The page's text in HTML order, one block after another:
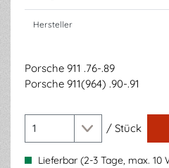
Hersteller
Porsche 911 .76-.89
Porsche 911(964) .90-.91
/ Stück
Lieferbar (2-3 Tage, max.